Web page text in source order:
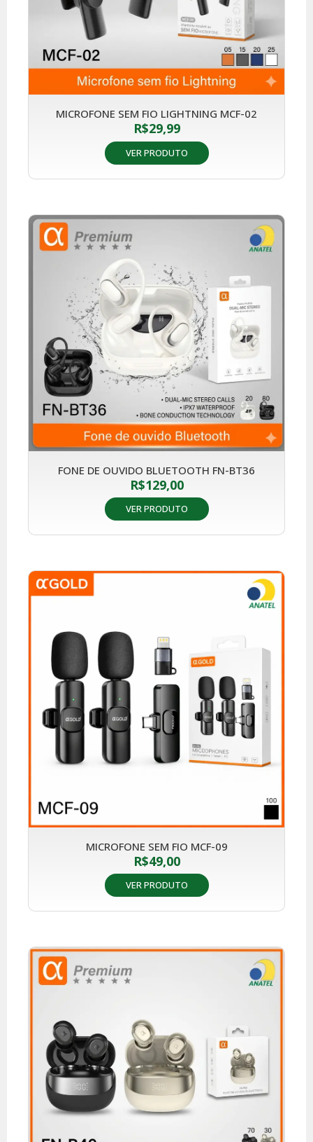
MICROFONE SEM FIO LIGHTNING MCF-02
R$29,99
VER PRODUTO
FONE DE OUVIDO BLUETOOTH FN-BT36
R$129,00
VER PRODUTO
MICROFONE SEM FIO MCF-09
R$49,00
VER PRODUTO